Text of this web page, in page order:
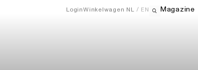
Magazine
LoginWinkelwagen NL EN
Open zoekveld